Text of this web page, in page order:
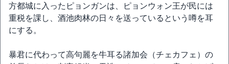
方都城に入ったピョンガンは、ピョンウォン王が民には
重税を課し、酒池肉林の日々を送っているという噂を耳
にする。
暴君に代わって高句麗を牛耳る諸加会（チェカフェ）の